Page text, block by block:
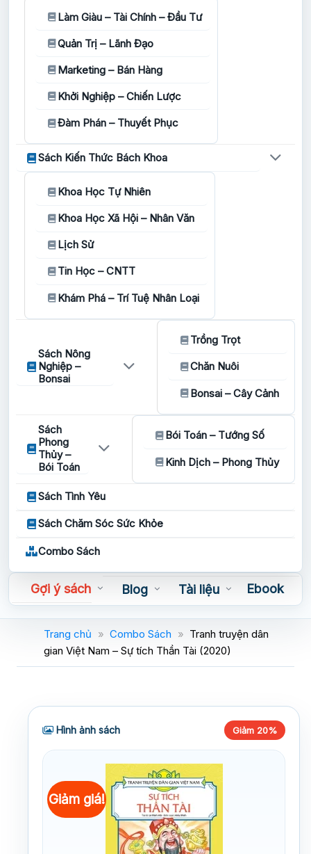
Làm Giàu – Tài Chính – Đầu Tư
Quản Trị – Lãnh Đạo
Marketing – Bán Hàng
Khởi Nghiệp – Chiến Lược
Đàm Phán – Thuyết Phục
Sách Kiến Thức Bách Khoa
Khoa Học Tự Nhiên
Khoa Học Xã Hội – Nhân Văn
Lịch Sử
Tin Học – CNTT
Khám Phá – Trí Tuệ Nhân Loại
Sách Nông
Nghiệp –
Bonsai
Trồng Trọt
Chăn Nuôi
Bonsai – Cây Cảnh
Sách
Phong
Thủy –
Bói Toán
Bói Toán – Tướng Số
Kinh Dịch – Phong Thủy
Sách Tình Yêu
Sách Chăm Sóc Sức Khỏe
Combo Sách
Gợi ý sách Blog Tài liệu
Ebook
Sách nói
Trang chủ » Combo Sách » Tranh truyện dân
gian Việt Nam – Sự tích Thần Tài (2020)
Hình ảnh sách Giảm 20%
Giảm giá!